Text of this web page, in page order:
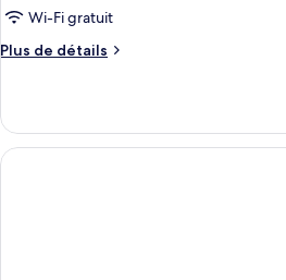
Wi-Fi gratuit
Plus de détails
Plus
le
type
de